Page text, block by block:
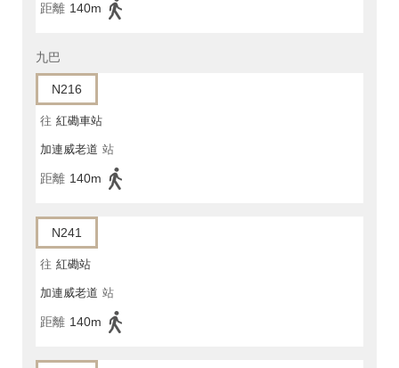
距離 140m
九巴
N216
往 紅磡車站
加連威老道 站
距離 140m
N241
往 紅磡站
加連威老道 站
距離 140m